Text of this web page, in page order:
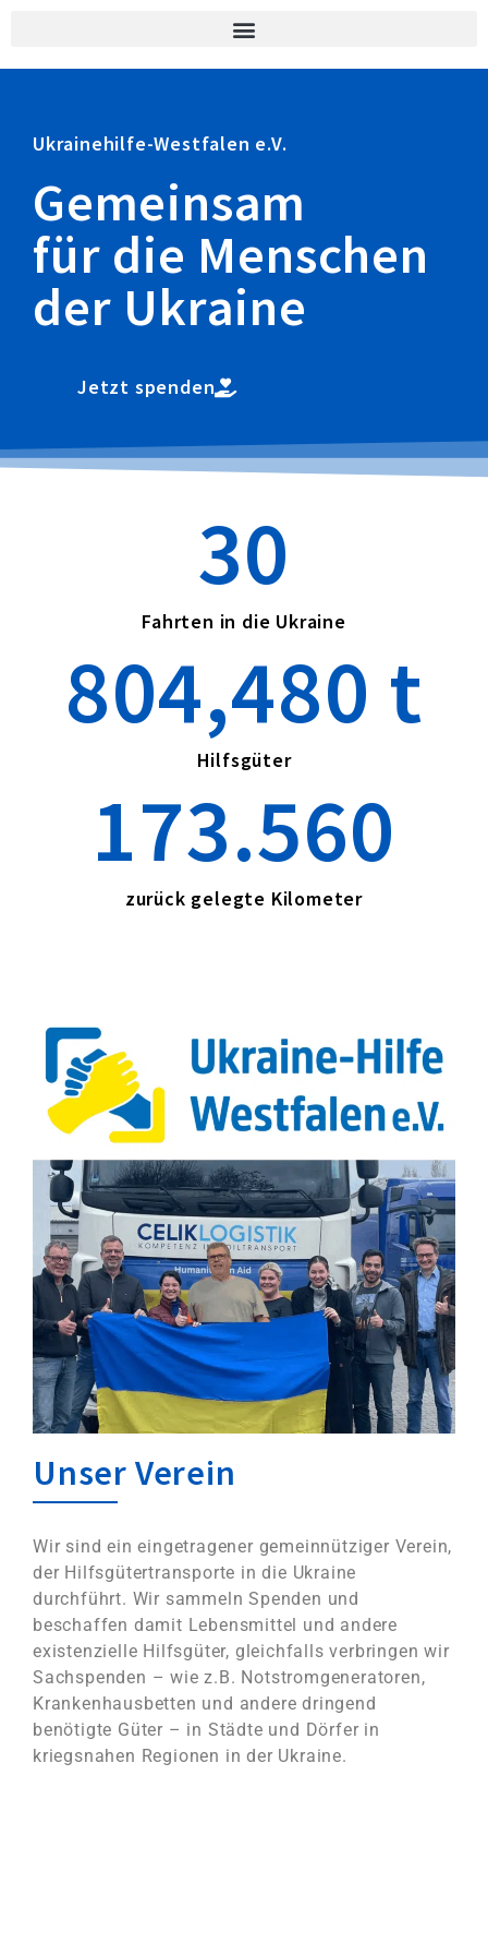
Ukrainehilfe-Westfalen e.V.
Gemeinsam
für die Menschen
der Ukraine
Jetzt spenden
Fahrten in die Ukraine
30
Hilfsgüter
804,480 t
zurück gelegte Kilometer
173.560
Unser Verein
Wir sind ein eingetragener gemeinnütziger Verein,
der Hilfsgütertransporte in die Ukraine
durchführt. Wir sammeln Spenden und
beschaffen damit Lebensmittel und andere
existenzielle Hilfsgüter, gleichfalls verbringen wir
Sachspenden – wie z.B. Notstromgeneratoren,
Krankenhausbetten und andere dringend
benötigte Güter – in Städte und Dörfer in
kriegsnahen Regionen in der Ukraine.